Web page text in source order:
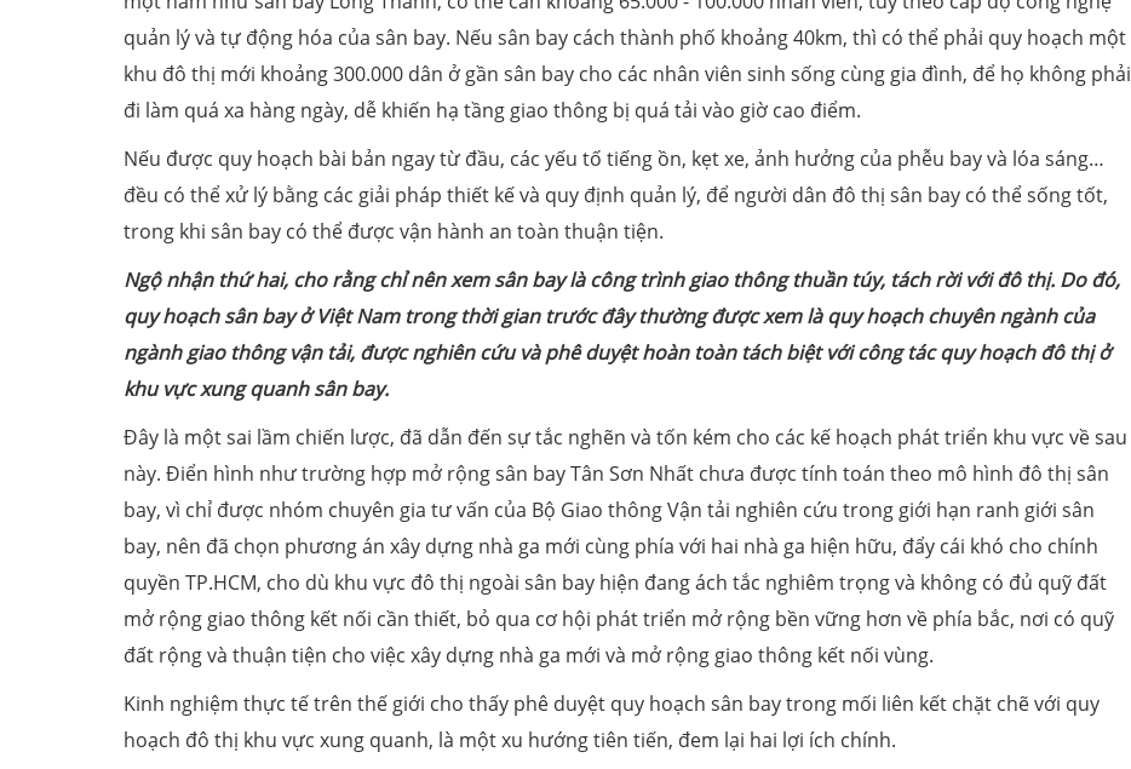
quản lý và tự động hóa của sân bay. Nếu sân bay cách thành phố khoảng 40km, thì có thể phải quy hoạch một
khu đô thị mới khoảng 300.000 dân ở gần sân bay cho các nhân viên sinh sống cùng gia đình, để họ không phải
đi làm quá xa hàng ngày, dễ khiến hạ tầng giao thông bị quá tải vào giờ cao điểm.
Nếu được quy hoạch bài bản ngay từ đầu, các yếu tố tiếng ồn, kẹt xe, ảnh hưởng của phễu bay và lóa sáng…
đều có thể xử lý bằng các giải pháp thiết kế và quy định quản lý, để người dân đô thị sân bay có thể sống tốt,
trong khi sân bay có thể được vận hành an toàn thuận tiện.
Ngộ nhận thứ hai, cho rằng chỉ nên xem sân bay là công trình giao thông thuần túy, tách rời với đô thị. Do đó,
quy hoạch sân bay ở Việt Nam trong thời gian trước đây thường được xem là quy hoạch chuyên ngành của
ngành giao thông vận tải, được nghiên cứu và phê duyệt hoàn toàn tách biệt với công tác quy hoạch đô thị ở
khu vực xung quanh sân bay.
Đây là một sai lầm chiến lược, đã dẫn đến sự tắc nghẽn và tốn kém cho các kế hoạch phát triển khu vực về sau
này. Điển hình như trường hợp mở rộng sân bay Tân Sơn Nhất chưa được tính toán theo mô hình đô thị sân
bay, vì chỉ được nhóm chuyên gia tư vấn của Bộ Giao thông Vận tải nghiên cứu trong giới hạn ranh giới sân
bay, nên đã chọn phương án xây dựng nhà ga mới cùng phía với hai nhà ga hiện hữu, đẩy cái khó cho chính
quyền TP.HCM, cho dù khu vực đô thị ngoài sân bay hiện đang ách tắc nghiêm trọng và không có đủ quỹ đất
mở rộng giao thông kết nối cần thiết, bỏ qua cơ hội phát triển mở rộng bền vững hơn về phía bắc, nơi có quỹ
đất rộng và thuận tiện cho việc xây dựng nhà ga mới và mở rộng giao thông kết nối vùng.
Kinh nghiệm thực tế trên thế giới cho thấy phê duyệt quy hoạch sân bay trong mối liên kết chặt chẽ với quy
hoạch đô thị khu vực xung quanh, là một xu hướng tiên tiến, đem lại hai lợi ích chính.